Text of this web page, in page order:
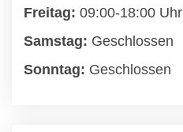
Freitag: 09:00-18:00 Uhr
Samstag: Geschlossen
Sonntag: Geschlossen